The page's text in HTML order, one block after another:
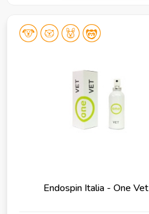
Endospin Italia - One Vet